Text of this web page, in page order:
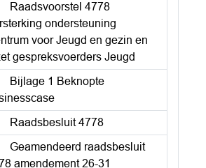
Raadsvoorstel 4778
ondersteuning
voor Jeugd en gezin en
gespreksvoerders Jeugd
Bijlage 1 Beknopte
Raadsbesluit 4778
Geamendeerd raadsbesluit
amendement 26-31